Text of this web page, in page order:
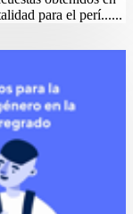
para el perí......